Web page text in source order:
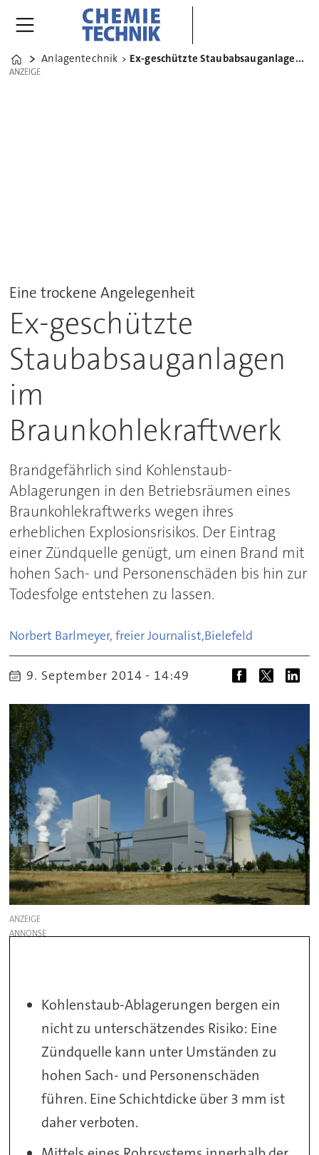
Home
Anlagentechnik Ex-geschützte Staubabsauganlagen im Braunkohlekraftwerk
ANZEIGE
ANZEIGE
Eine trockene Angelegenheit
Ex-geschützte
Staubabsauganlagen
im
Braunkohlekraftwerk
Brandgefährlich sind Kohlenstaub-
Ablagerungen in den Betriebsräumen eines
Braunkohlekraftwerks wegen ihres
erheblichen Explosionsrisikos. Der Eintrag
einer Zündquelle genügt, um einen Brand mit
hohen Sach- und Personenschäden bis hin zur
Todesfolge entstehen zu lassen.
Norbert Barlmeyer, freier Journalist,Bielefeld
9. September 2014 - 14:49
ANZEIGE
Kohlenstaub-Ablagerungen bergen ein
nicht zu unterschätzendes Risiko: Eine
Zündquelle kann unter Umständen zu
hohen Sach- und Personenschäden
führen. Eine Schichtdicke über 3 mm ist
daher verboten.